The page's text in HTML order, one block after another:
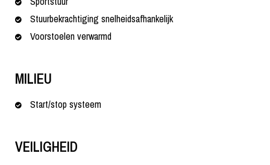
Stuurbekrachtiging snelheidsafhankelijk
Voorstoelen verwarmd
MILIEU
Start/stop systeem
VEILIGHEID